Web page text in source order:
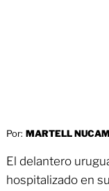
Por: MARTELL
El delantero
hospitalizado en